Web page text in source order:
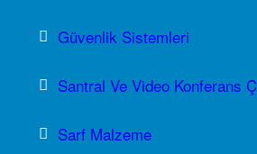
Güvenlik Sistemleri
Santral Ve Video Konferans
Sarf Malzeme